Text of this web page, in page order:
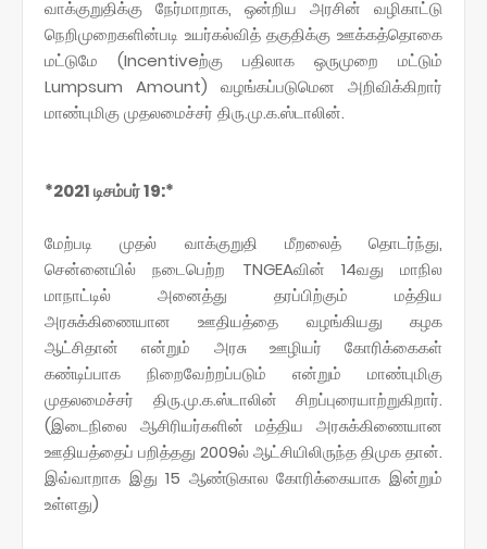
வாக்குறுதிக்கு நேர்மாறாக, ஒன்றிய அரசின் வழிகாட்டு
நெறிமுறைகளின்படி உயர்கல்வித் தகுதிக்கு ஊக்கத்தொகை
மட்டுமே (Incentiveற்கு பதிலாக ஒருமுறை மட்டும்
Lumpsum Amount) வழங்கப்படுமென அறிவிக்கிறார்
மாண்புமிகு முதலமைச்சர் திரு.மு.க.ஸ்டாலின்.
*2021 டிசம்பர் 19:*
மேற்படி முதல் வாக்குறுதி மீறலைத் தொடர்ந்து,
சென்னையில் நடைபெற்ற TNGEAவின் 14வது மாநில
மாநாட்டில் அனைத்து தரப்பிற்கும் மத்திய
அரசுக்கிணையான ஊதியத்தை வழங்கியது கழக
ஆட்சிதான் என்றும் அரசு ஊழியர் கோரிக்கைகள்
கண்டிப்பாக நிறைவேற்றப்படும் என்றும் மாண்புமிகு
முதலமைச்சர் திரு.மு.க.ஸ்டாலின் சிறப்புரையாற்றுகிறார்.
(இடைநிலை ஆசிரியர்களின் மத்திய அரசுக்கிணையான
ஊதியத்தைப் பறித்தது 2009ல் ஆட்சியிலிருந்த திமுக தான்.
இவ்வாறாக இது 15 ஆண்டுகால கோரிக்கையாக இன்றும்
உள்ளது)